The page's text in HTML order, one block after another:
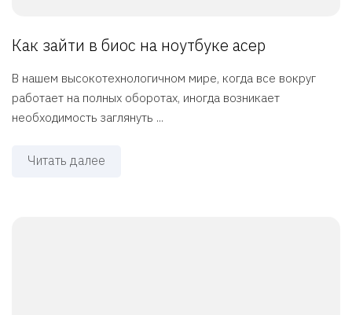
Как зайти в биос на ноутбуке асер
В нашем высокотехнологичном мире, когда все вокруг
работает на полных оборотах, иногда возникает
необходимость заглянуть ...
Читать далее